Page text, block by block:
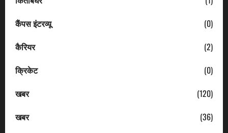
कैंपस इंटरव्यू
(0)
कैरियर
(2)
क्रिकेट
(0)
खबर
(120)
खबर
(36)